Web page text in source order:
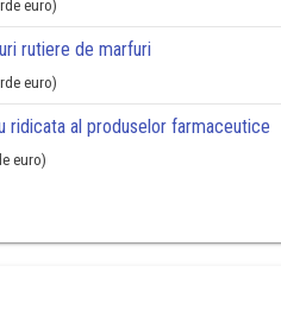
euro)
rutiere de marfuri
euro)
ridicata al produselor farmaceutice
euro)